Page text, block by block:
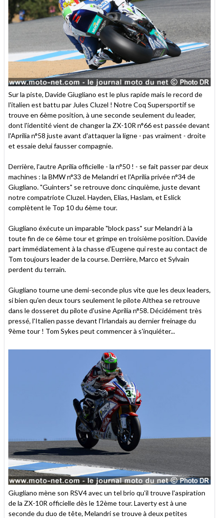
Sur la piste, Davide Giugliano est le plus rapide mais le record de
l'italien est battu par Jules Cluzel ! Notre Coq Supersportif se
trouve en 6ème position, à une seconde seulement du leader,
dont l'identité vient de changer la ZX-10R n°66 est passée devant
l'Aprilia n°58 juste avant d'attaquer la ligne - pas vraiment - droite
et essaie delui fausser compagnie.
Derrière, l'autre Aprilia officielle - la n°50 ! - se fait passer par deux
machines : la BMW n°33 de Melandri et l'Aprilia privée n°34 de
Giugliano. "Guinters" se retrouve donc cinquième, juste devant
notre compatriote Cluzel. Hayden, Elias, Haslam, et Eslick
complètent le Top 10 du 6ème tour.
Giugliano éxécute un imparable "block pass" sur Melandri à la
toute fin de ce 6ème tour et grimpe en troisième position. Davide
part immédiatement à la chasse d'Eugene qui reste au contact de
Tom toujours leader de la course. Derrière, Marco et Sylvain
perdent du terrain.
Giugliano tourne une demi-seconde plus vite que les deux leaders,
si bien qu'en deux tours seulement le pilote Althea se retrouve
dans le dosseret du pilote d'usine Aprilia n°58. Décidément très
pressé, l'Italien passe devant l'Irlandais au dernier freinage du
9ème tour ! Tom Sykes peut commencer à s'inquiéter...
Giugliano mène son RSV4 avec un tel brio qu'il trouve l'aspiration
de la ZX-10R officielle dès le 12ème tour. Laverty est à une
seconde du duo de tête, Melandri se trouve à deux petites